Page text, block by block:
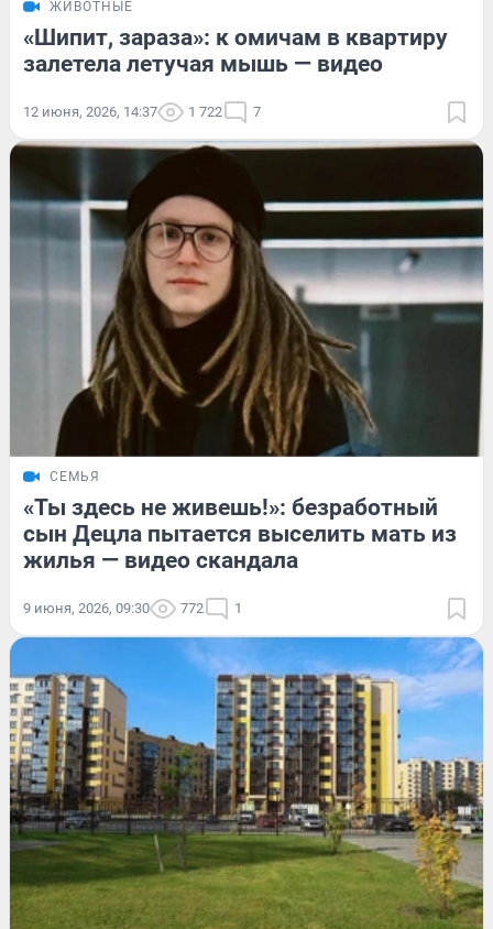
ЖИВОТНЫЕ
«Шипит, зараза»: к омичам в квартиру
залетела летучая мышь — видео
12 июня, 2026, 14:37 1 722 7
СЕМЬЯ
«Ты здесь не живешь!»: безработный
сын Децла пытается выселить мать из
жилья — видео скандала
9 июня, 2026, 09:30 772 1